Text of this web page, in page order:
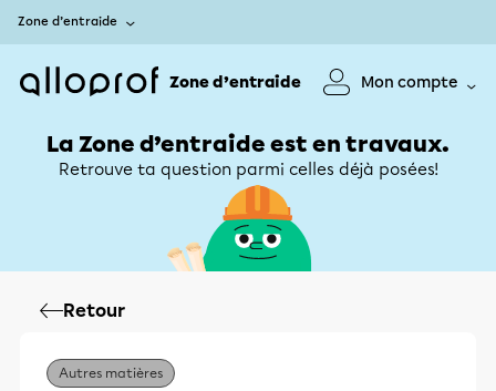
Zone d’entraide
Zone d’entraide Mon compte
La Zone d’entraide est en travaux.
Retrouve ta question parmi celles déjà posées!
Retour
Autres matières